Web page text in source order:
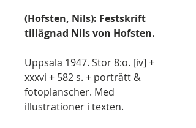
(Hofsten, Nils): Festskrift
tillägnad Nils von Hofsten.
Uppsala 1947. Stor 8:o. [iv] +
xxxvi + 582 s. + porträtt &
fotoplanscher. Med
illustrationer i texten.